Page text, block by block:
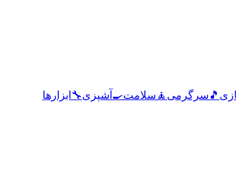
🎵 سرگرمی 🧘 سلامت🍳 آشپزی🔧 ابزارها